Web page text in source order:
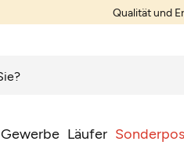
Qualität und
Gewerbe Läufer